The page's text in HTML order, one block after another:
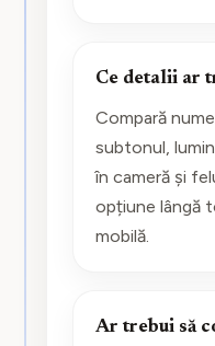
Ce detalii ar
Compară
subtonul,
în cameră și
opțiune lângă
mobilă.
Ar trebui să